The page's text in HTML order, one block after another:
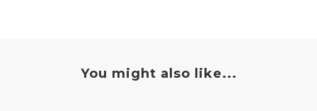
You might also like...